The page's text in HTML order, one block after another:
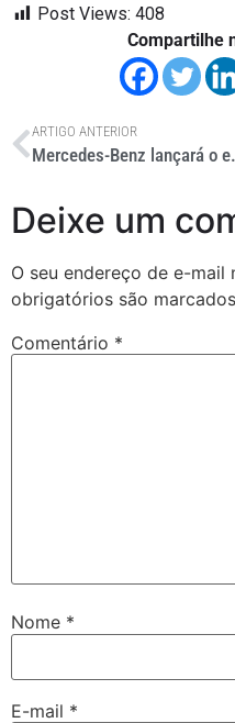
Post Views: 408
Compartilhe
ARTIGO ANTERIOR
Mercedes-
Deixe um
O seu endereço de e-mail
obrigatórios são
Comentário *
Nome *
E-mail *